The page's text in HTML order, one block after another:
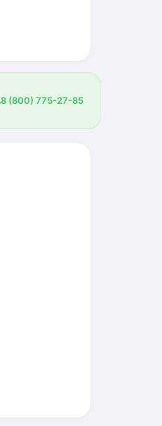
8 (800) 775-27-85